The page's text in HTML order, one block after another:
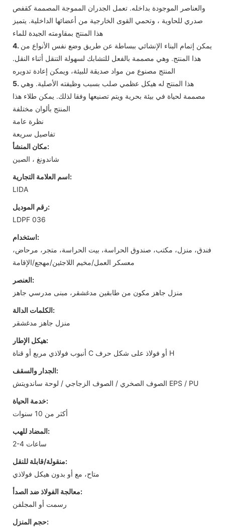
والعناصر الموجودة بداخله. تعمل الجدران المموجة المصممة كقفص
صدري للحاوية ، وتحمي القوى الخارجية من أعضائها الداخلية. يتميز
هذا المنتج بمقاومته الجيدة للماء
4. يمكن إتمام البناء الإنشائي ببساطة عن طريق وضع نفس الأنواع من
هذا المنتج. وهي مصممة بالفعل للتشابك لسهولة التنقل أثناء النقل.
المنتج مصنوع من مواد صديقة للبيئة، ويمكن إعادة تدويره
5. هذا المنتج له هيكل عظمي صلب بسبب وظيفته الأصلية. وهي
مصممة لحياة في بيئة بحرية ويتم تصنيعها وفقا لذلك. يمكن طلاء هذا
المنتج بألوان مختلفة
نظرة عامة
تفاصيل سريعة
مكان المنشأ:
شاندونغ ، الصين
اسم العلامة التجارية:
LIDA
رقم الموديل:
LDPF 036
استخدام:
فندق، منزل، مكتب، صندوق الحراسة، بيت الحراسة، متجر، مرحاض،
معسكر العمل/مخيم اللاجئين/مهجع/الإقامة
العنصر:
منزل جاهز مكون من طابقين مدغشقر، مبنى مدرسي جاهز
الكلمات الدالة:
منزل جاهز مدغشقر
هيكل الإطار:
أنبوب فولاذي مربع أو قناة C أو فولاذ على شكل حرف H
الجدار والسقف:
الصوف الصخري / الصوف الزجاجي / لوحة ساندويتش EPS / PU
خدمة الحياة:
أكثر من 10 سنوات
المضاد للهب:
2-4 ساعات
منقولة/قابلة للنقل:
متاح، مع أو بدون هيكل فولاذي
معالجة الفولاذ ضد الصدأ:
رسمت أو المجلفن
حجم المنزل: